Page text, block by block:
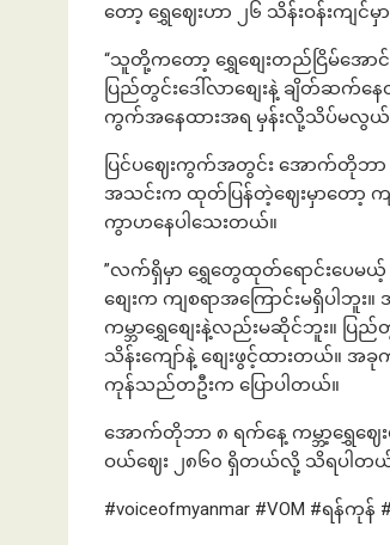
တော့ ရွှေဈေးဟာ ၂၆ သိန်းဝန်းကျင်မှ
“သူတို့ကတော့ ရွှေစျေးတည်ငြိမ်အော
ပြည်တွင်းဒေါ်လာစျေးနဲ့ ချိတ်ဆက်
ကွက်အနေထားအရ မှန်းလို့သိပ်မလွယ်
ပြင်ပဈေးကွက်အတွင်း အောက်တိုဘာ ၈
အသင်းက ထုတ်ပြန်တဲ့ဈေးမှာတော့ ကျ
ကွာဟနေပါသေးတယ်။
”လက်ရှိမှာ ရွှေတွေထုတ်ရောင်းပေမယ့် စ
စျေးက ကျစရာအကြောင်းမရှိပါဘူ
ကမ္ဘာရွှေစျေးနဲ့လည်းမဆိုင်ဘူး။ ပ
သိန်းကျော်နဲ့ စျေးဖွင့်ထားတယ်။ အ
ကုန်သည်တဦးက ပြောပါတယ်။
အောက်တိုဘာ ၈ ရက်နေ့ ကမ္ဘာ့ရွှေဈေး
ဝယ်‌ဈေး ၂၈၆၀ ရှိ‌တယ်လို့ သိရပါတ
#voiceofmyanmar #VOM #ရန်ကု